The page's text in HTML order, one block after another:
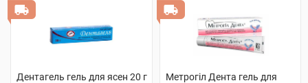
Дентагель гель для ясен 20 г
Метрогіл Дента гель для